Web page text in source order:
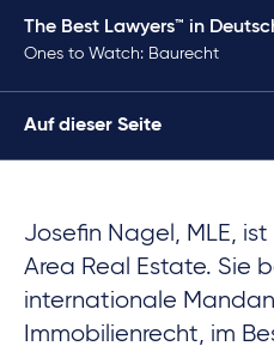
The Best Lawyers™ in
Ones to Watch: Baurecht
Auf dieser Seite
Josefin Nagel, MLE,
Area Real Estate. Sie
internationale
Immobilienrecht, im